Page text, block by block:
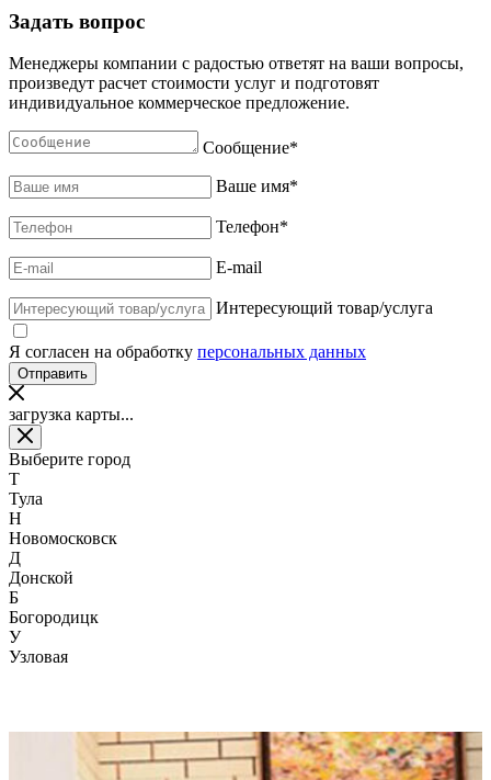
Задать вопрос
Менеджеры компании с радостью ответят на ваши вопросы,
произведут расчет стоимости услуг и подготовят
индивидуальное коммерческое предложение.
Сообщение*
Ваше имя*
Телефон*
E-mail
Интересующий товар/услуга
Я согласен на обработку персональных данных
загрузка карты...
Выберите город
Т
Тула
Н
Новомосковск
Д
Донской
Б
Богородицк
У
Узловая